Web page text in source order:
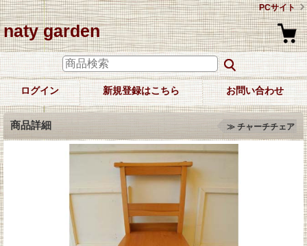
PCサイト
naty garden
ログイン 新規登録はこちら お問い合わせ
商品詳細 ≫ チャーチチェア